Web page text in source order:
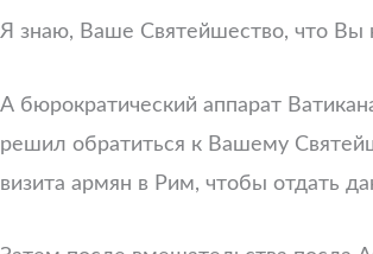
Я знаю, Ваше Святейшество, что Вы
А бюрократический аппарат
решил обратиться к Вашему
визита армян в Рим, чтобы отдать